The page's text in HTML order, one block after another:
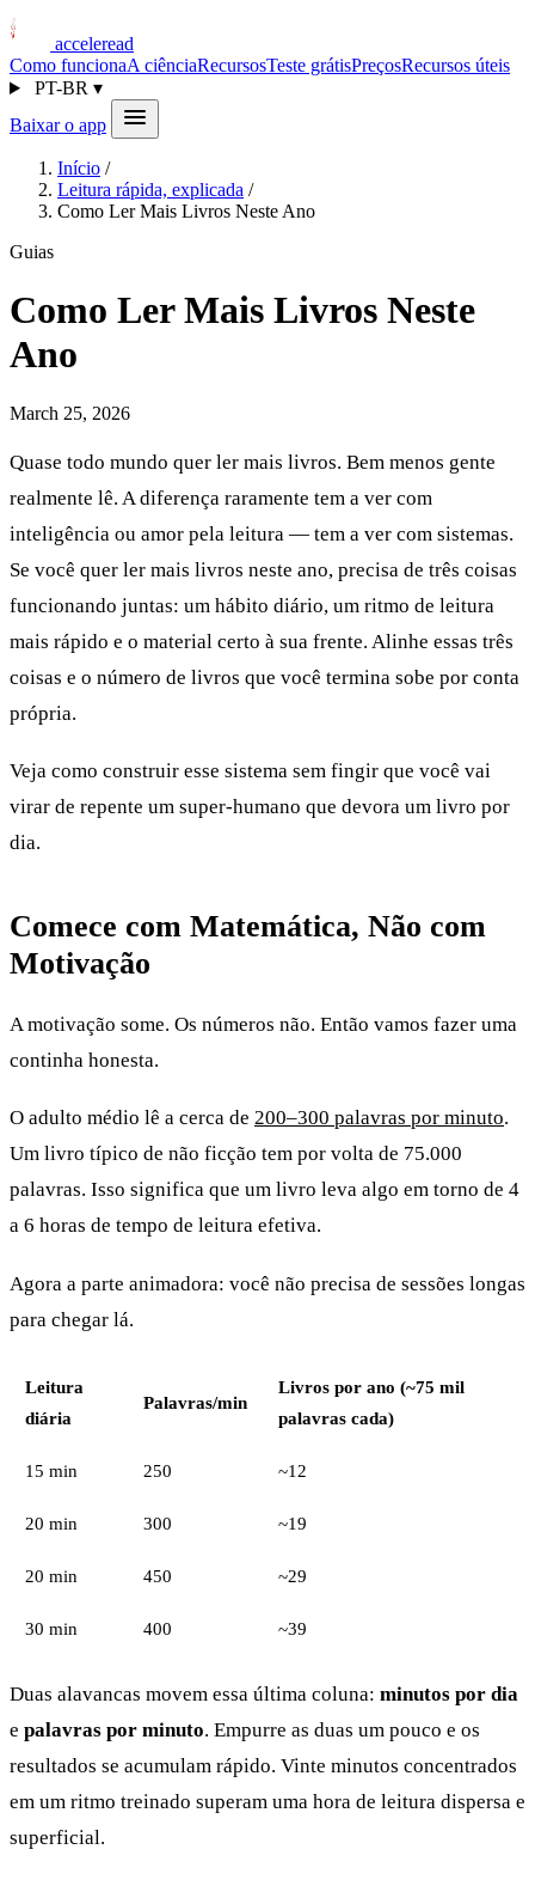
acceleread
Como funcionaA ciênciaRecursosTeste grátisPreçosRecursos úteis
PT-BR ▾
Baixar o app
Início /
Leitura rápida, explicada /
Como Ler Mais Livros Neste Ano
Guias
Como Ler Mais Livros Neste
Ano
March 25, 2026
Quase todo mundo quer ler mais livros. Bem menos gente
realmente lê. A diferença raramente tem a ver com
inteligência ou amor pela leitura — tem a ver com sistemas.
Se você quer ler mais livros neste ano, precisa de três coisas
funcionando juntas: um hábito diário, um ritmo de leitura
mais rápido e o material certo à sua frente. Alinhe essas três
coisas e o número de livros que você termina sobe por conta
própria.
Veja como construir esse sistema sem fingir que você vai
virar de repente um super-humano que devora um livro por
dia.
Comece com Matemática, Não com
Motivação
A motivação some. Os números não. Então vamos fazer uma
continha honesta.
O adulto médio lê a cerca de 200–300 palavras por minuto.
Um livro típico de não ficção tem por volta de 75.000
palavras. Isso significa que um livro leva algo em torno de 4
a 6 horas de tempo de leitura efetiva.
Agora a parte animadora: você não precisa de sessões longas
para chegar lá.
Leitura
diária
Palavras/min
Livros por ano (~75 mil
palavras cada)
15 min 250 ~12
20 min 300 ~19
20 min 450 ~29
30 min 400 ~39
Duas alavancas movem essa última coluna: minutos por dia
e palavras por minuto. Empurre as duas um pouco e os
resultados se acumulam rápido. Vinte minutos concentrados
em um ritmo treinado superam uma hora de leitura dispersa e
superficial.